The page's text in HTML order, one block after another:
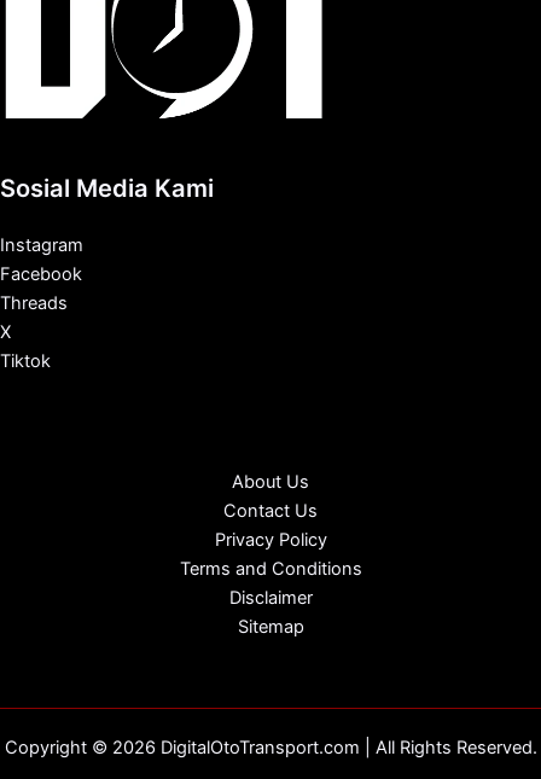
Sosial Media Kami
Instagram
Facebook
Threads
X
Tiktok
About Us
Contact Us
Privacy Policy
Terms and Conditions
Disclaimer
Sitemap
Copyright © 2026 DigitalOtoTransport.com | All Rights Reserved.